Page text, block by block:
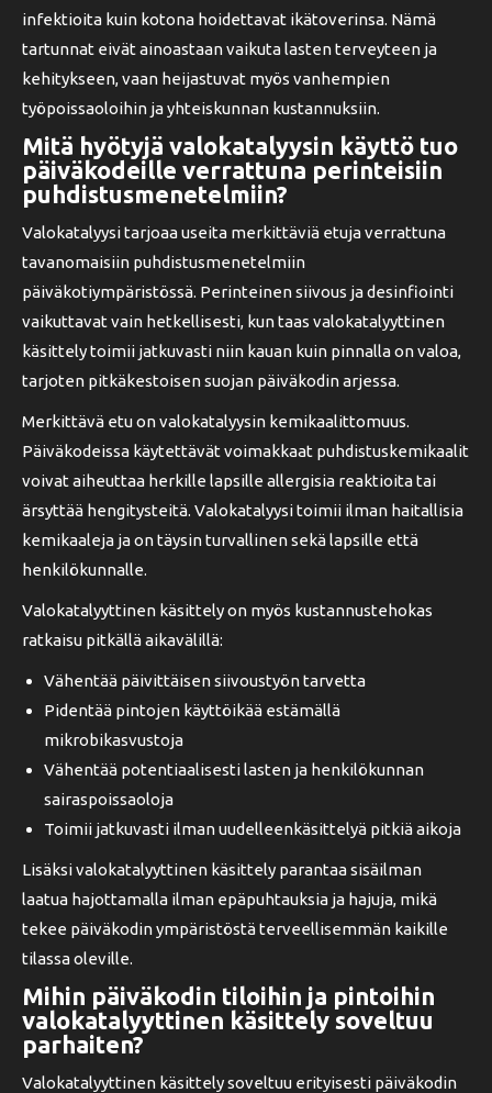
infektioita kuin kotona hoidettavat ikätoverinsa. Nämä
tartunnat eivät ainoastaan vaikuta lasten terveyteen ja
kehitykseen, vaan heijastuvat myös vanhempien
työpoissaoloihin ja yhteiskunnan kustannuksiin.
Mitä hyötyjä valokatalyysin käyttö tuo
päiväkodeille verrattuna perinteisiin
puhdistusmenetelmiin?
Valokatalyysi tarjoaa useita merkittäviä etuja verrattuna
tavanomaisiin puhdistusmenetelmiin
päiväkotiympäristössä. Perinteinen siivous ja desinfiointi
vaikuttavat vain hetkellisesti, kun taas valokatalyyttinen
käsittely toimii jatkuvasti niin kauan kuin pinnalla on valoa,
tarjoten pitkäkestoisen suojan päiväkodin arjessa.
Merkittävä etu on valokatalyysin kemikaalittomuus.
Päiväkodeissa käytettävät voimakkaat puhdistuskemikaalit
voivat aiheuttaa herkille lapsille allergisia reaktioita tai
ärsyttää hengitysteitä. Valokatalyysi toimii ilman haitallisia
kemikaaleja ja on täysin turvallinen sekä lapsille että
henkilökunnalle.
Valokatalyyttinen käsittely on myös kustannustehokas
ratkaisu pitkällä aikavälillä:
Vähentää päivittäisen siivoustyön tarvetta
Pidentää pintojen käyttöikää estämällä
mikrobikasvustoja
Vähentää potentiaalisesti lasten ja henkilökunnan
sairaspoissaoloja
Toimii jatkuvasti ilman uudelleenkäsittelyä pitkiä aikoja
Lisäksi valokatalyyttinen käsittely parantaa sisäilman
laatua hajottamalla ilman epäpuhtauksia ja hajuja, mikä
tekee päiväkodin ympäristöstä terveellisemmän kaikille
tilassa oleville.
Mihin päiväkodin tiloihin ja pintoihin
valokatalyyttinen käsittely soveltuu
parhaiten?
Valokatalyyttinen käsittely soveltuu erityisesti päiväkodin